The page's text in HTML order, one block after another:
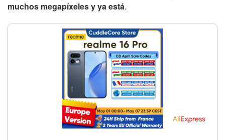
muchos megapíxeles y ya está.